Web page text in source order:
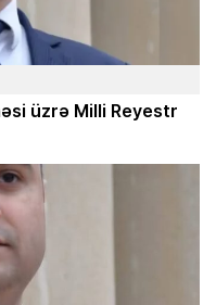
üzrə Milli Reyestr